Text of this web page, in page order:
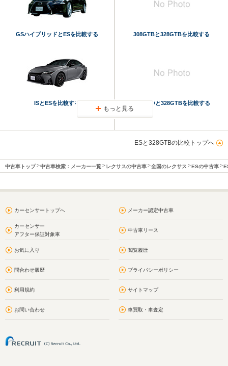
GSハイブリッドとESを比較する
ISとESを比較する
308GTBと328GTBを比較する
288GTOと328GTBを比較する
もっと見る
ESと328GTBの比較トップへ
中古車トップ 中古車検索：メーカー一覧 レクサスの中古車 全国のレクサス ESの中古車
カーセンサートップへ メーカー認定中古車
カーセンサー
アフター保証対象車
中古車リース
お気に入り 閲覧履歴
問合わせ履歴 プライバシーポリシー
利用規約 サイトマップ
お問い合わせ 車買取・車査定